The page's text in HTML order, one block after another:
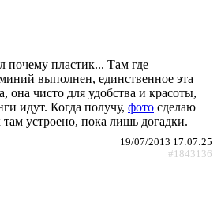
почему пластик... Там где
выполнен, единственное эта
она чисто для удобства и красоты,
идут. Когда получу, фото сделаю
устроено, пока лишь догадки.
19/07/2013 17:07:25
#1843136